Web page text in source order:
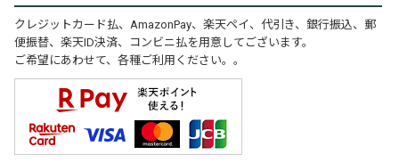
クレジットカード払、AmazonPay、楽天ペイ、代引き、銀行振込、郵
便振替、楽天ID決済、コンビニ払を用意してございます。
ご希望にあわせて、各種ご利用ください。。